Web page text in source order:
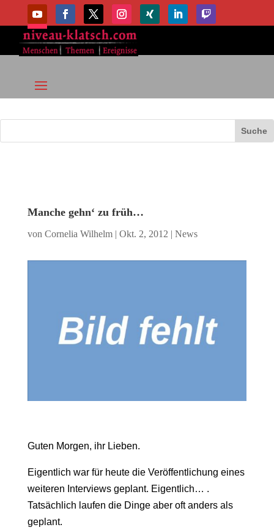
Manche gehn‘ zu früh…
von Cornelia Wilhelm| Okt. 2, 2012 | News
Guten Morgen, ihr Lieben.
Eigentlich war für heute die Veröffentlichung eines
weiteren Interviews geplant. Eigentlich… .
Tatsächlich laufen die Dinge aber oft anders als
geplant.